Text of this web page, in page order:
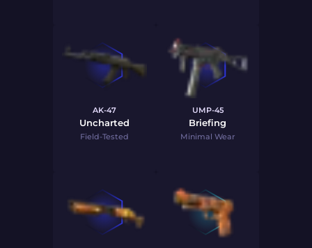
AK-47
Uncharted
Field-Tested
UMP-45
Briefing
Minimal Wear